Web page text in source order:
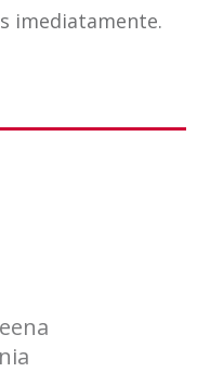
imediatamente.